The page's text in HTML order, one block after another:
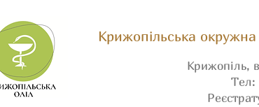
Крижопільська окружна
Крижопіль,
Тел: